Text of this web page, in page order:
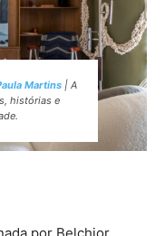
Martins | A
histórias e